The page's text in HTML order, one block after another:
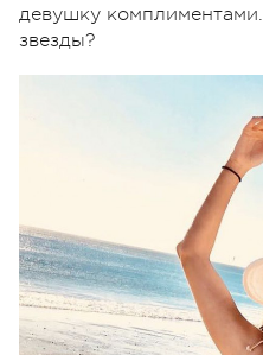
девушку
звезды?